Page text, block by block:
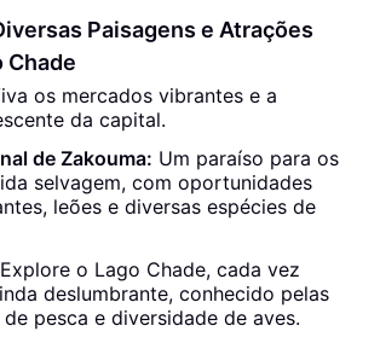
Paisagens e Atrações
Chade
os mercados vibrantes e a
da capital.
de Zakouma: Um paraíso para os
selvagem, com oportunidades
leões e diversas espécies de
Explore o Lago Chade, cada vez
deslumbrante, conhecido pelas
pesca e diversidade de aves.